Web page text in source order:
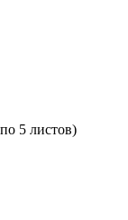
5 листов)